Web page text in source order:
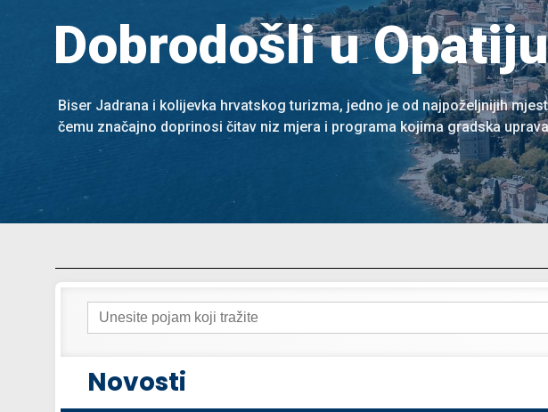
Dobrodošli u Opatiju
Biser Jadrana i kolijevka hrvatskog turizma, jedno je od najpoželjnijih
čemu značajno doprinosi čitav niz mjera i programa kojima gradska
Search
for:
Novosti